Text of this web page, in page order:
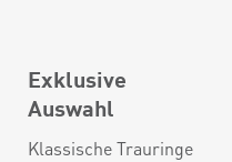
Exklusive
Auswahl
Klassische Trauringe